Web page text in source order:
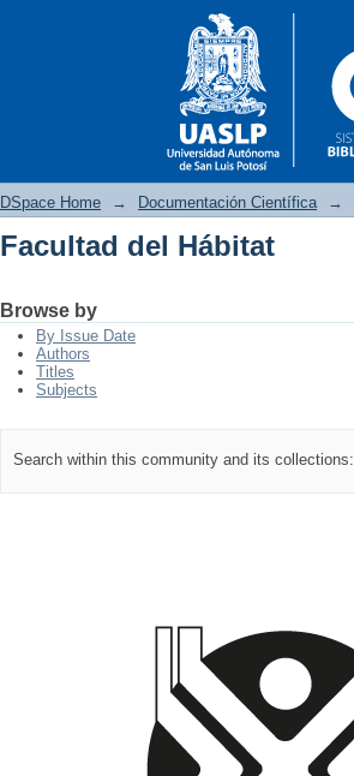
DSpace Home → Documentación Científica →
Facultad del Hábitat
Browse by
By Issue Date
Authors
Titles
Subjects
Search within this community and its collections: